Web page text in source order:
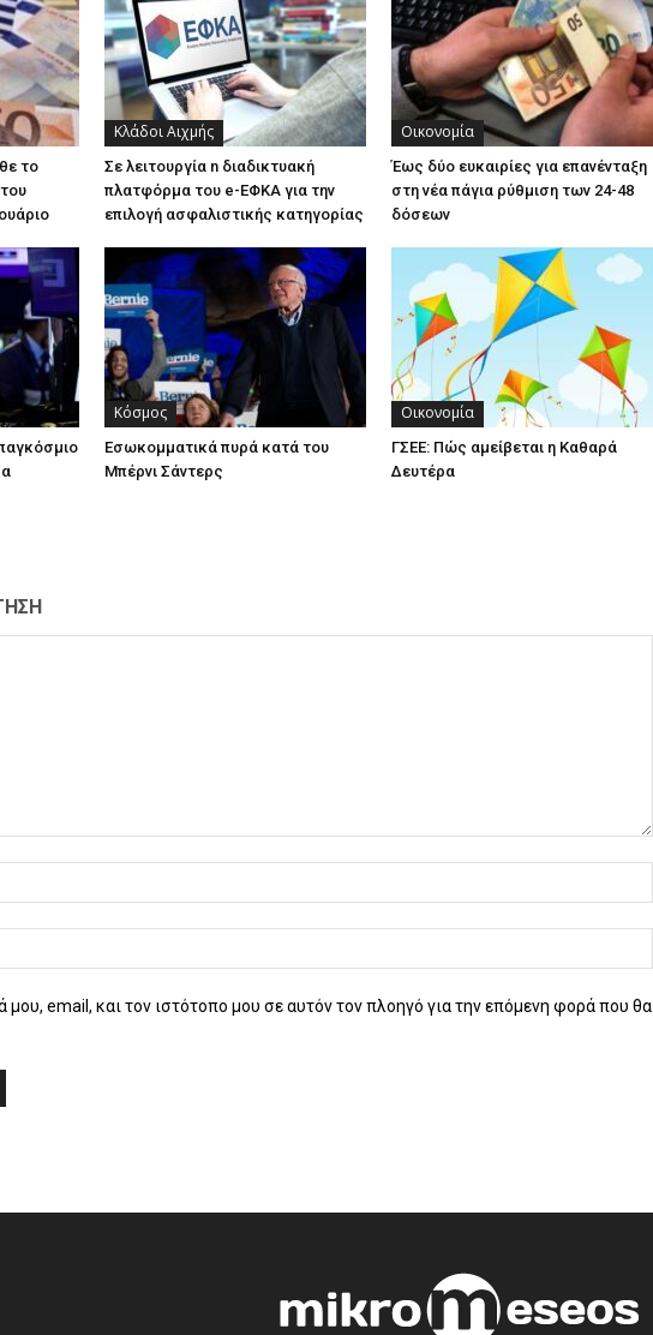
το
Κλάδοι Αιχμής
Σε λειτουργία n διαδικτυακή
πλατφόρμα του e-ΕΦΚΑ για την
επιλογή ασφαλιστικής κατηγορίας
Οικονομία
Έως δύο ευκαιρίες για επανένταξη
στη νέα πάγια ρύθμιση των 24-48
δόσεων
Κόσμος
Εσωκομματικά πυρά κατά του
Μπέρνι Σάντερς
Οικονομία
ΓΣΕΕ: Πώς αμείβεται η Καθαρά
Δευτέρα
email, και τον ιστότοπο μου σε αυτόν τον πλοηγό για την επόμενη φορά που θα